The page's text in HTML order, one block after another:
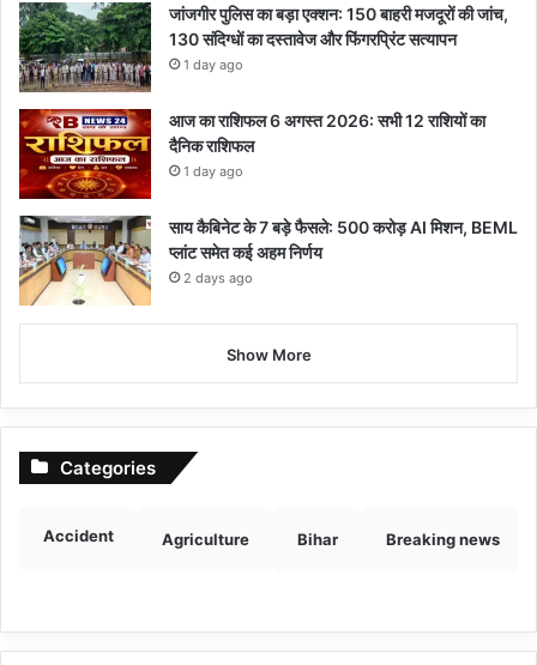
जांजगीर पुलिस का बड़ा एक्शन: 150 बाहरी मजदूरों की जांच,
130 संदिग्धों का दस्तावेज और फिंगरप्रिंट सत्यापन
1 day ago
आज का राशिफल 6 अगस्त 2026: सभी 12 राशियों का
दैनिक राशिफल
1 day ago
साय कैबिनेट के 7 बड़े फैसले: 500 करोड़ AI मिशन, BEML
प्लांट समेत कई अहम निर्णय
2 days ago
Show More
Categories
Accident Agriculture Bihar Breaking news